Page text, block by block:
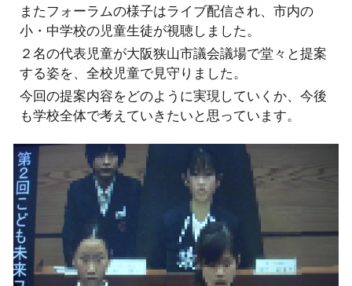
またフォーラムの様子はライブ配信され、市内の
小・中学校の児童生徒が視聴しました。
２名の代表児童が大阪狭山市議会議場で堂々と提案
する姿を、全校児童で見守りました。
今回の提案内容をどのように実現していくか、今後
も学校全体で考えていきたいと思っています。